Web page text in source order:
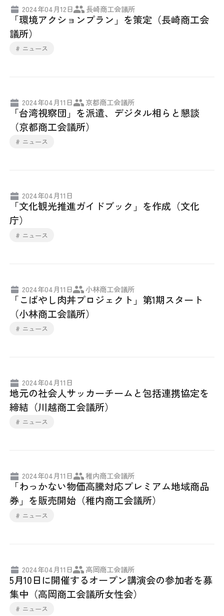
2024年04月12日 長崎商工会議所
「環境アクションプラン」を策定（長崎商工会
議所）
# ニュース
2024年04月11日 京都商工会議所
「台湾視察団」を派遣、デジタル相らと懇談
（京都商工会議所）
# ニュース
2024年04月11日
「文化観光推進ガイドブック」を作成（文化
庁）
# ニュース
2024年04月11日 小林商工会議所
「こばやし肉丼プロジェクト」第1期スタート
（小林商工会議所）
# ニュース
2024年04月11日
地元の社会人サッカーチームと包括連携協定を
締結（川越商工会議所）
# ニュース
2024年04月11日 稚内商工会議所
「わっかない物価高騰対応プレミアム地域商品
券」を販売開始（稚内商工会議所）
# ニュース
2024年04月11日 高岡商工会議所
5月10日に開催するオープン講演会の参加者を募
集中（高岡商工会議所女性会）
# ニュース